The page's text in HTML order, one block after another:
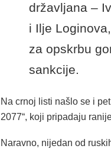
državljana –
i Ilje
za opskrbu
sankcije.
Na crnoj listi našlo se i pet
2077“, koji pripadaju
Naravno, nijedan od